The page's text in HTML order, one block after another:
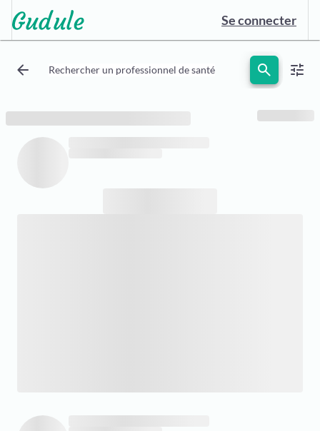
Se connecter
arrow_back Rechercher un professionnel de santé search tune